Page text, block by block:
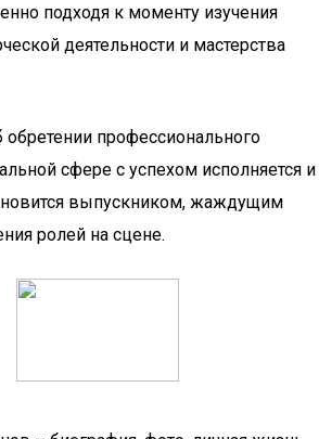
подходя к моменту изучения
деятельности и мастерства
обретении профессионального
сфере с успехом исполняется и
выпускником, жаждущим
ролей на сцене.